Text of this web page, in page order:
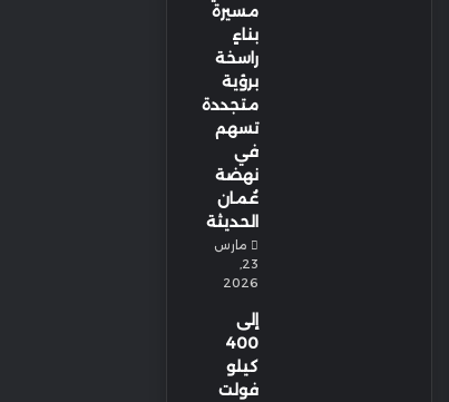
مسيرة
بناءٍ
راسخة
برؤية
متجددة
تسهم
في
نهضة
عُمان
الحديثة
مارس
23,
2026
إلى
400
كيلو
فولت